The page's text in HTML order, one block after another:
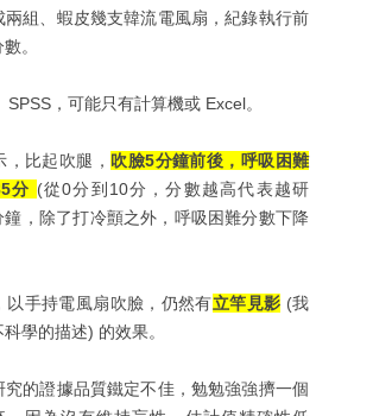
兩組、蝦皮幾支韓流電風扇，紀錄執行前
。
SPSS，可能只有計算機或 Excel。
比起吹腿， 吹臉5分鐘前後，呼吸困難
分 (從0分到10分，分數越高代表越研
鐘，除了打冷顫之外，呼吸困難分數下降
以手持電風扇吹臉，仍然有立竿見影 (我
學的描述) 的效果。
究的證據品質鐵定不佳，勉勉強強擠一個